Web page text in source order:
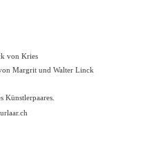
von Kries
Margrit und Walter Linck
Künstlerpaares.